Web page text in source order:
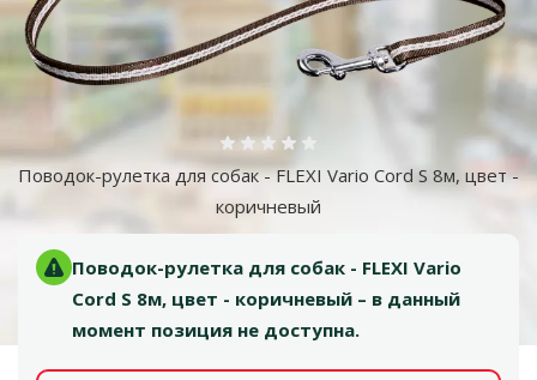
Поводок-рулетка для собак - FLEXI Vario Cord S 8м, цвет -
коричневый
Оценка 0%
Поводок-рулетка для собак - FLEXI Vario
Cord S 8м, цвет - коричневый – в данный
момент позиция не доступна.